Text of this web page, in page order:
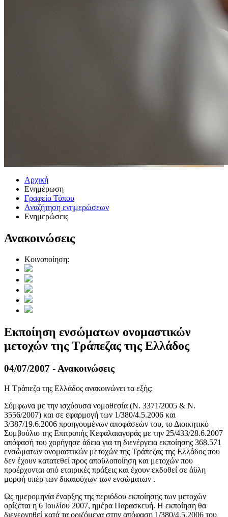
Αρχική
Ενημέρωση
Γραφείο Τύπου
Αναζήτηση ενημερώσεων
Ενημερώσεις
Ανακοινώσεις
Κοινοποίηση:
Εκποίηση ενσώματων ονομαστικών
μετοχών της Τράπεζας της Ελλάδος
04/07/2007 - Ανακοινώσεις
Η Τράπεζα της Ελλάδος ανακοινώνει τα εξής:
Σύμφωνα με την ισχύουσα νομοθεσία (Ν. 3371/2005 & Ν.
3556/2007) και σε εφαρμογή των 1/380/4.5.2006 και
3/387/19.6.2006 προηγουμένων αποφάσεών του, το Διοικητικό
Συμβούλιο της Επιτροπής Κεφαλαιαγοράς με την 25/433/28.6.2007
απόφασή του χορήγησε άδεια για τη διενέργεια εκποίησης 368.571
ενσώματων ονομαστικών μετοχών της Τράπεζας της Ελλάδος που
δεν έχουν κατατεθεί προς αποϋλοποίηση και μετοχών που
προέρχονται από εταιρικές πράξεις και έχουν εκδοθεί σε άϋλη
μορφή υπέρ των δικαιούχων των ενσώματων .
Ως ημερομηνία έναρξης της περιόδου εκποίησης των μετοχών
ορίζεται η 6 Ιουλίου 2007, ημέρα Παρασκευή. Η εκποίηση θα
διενεργηθεί κατά τα οριζόμενα στην απόφαση 1/380/4.5.2006 του